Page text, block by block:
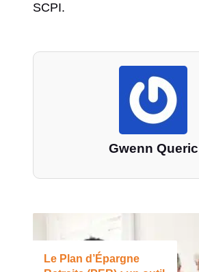
SCPI.
Gwenn Queric
Le Plan d’Épargne